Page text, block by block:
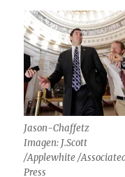
Jason-Chaffetz
Imagen: J.Scott
/Applewhite /
Press